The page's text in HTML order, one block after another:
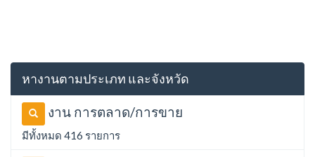
หางานตามประเภท และจังหวัด
งาน การตลาด/การขาย
มีทั้งหมด 416 รายการ